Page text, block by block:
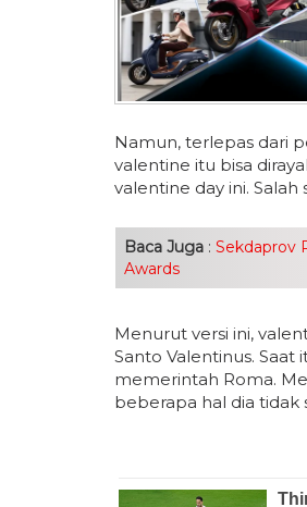
Namun, terlepas dari
valentine itu bisa
valentine day ini.
Baca Juga : Sekdaprov
Awards
Menurut versi ini,
Santo Valentinus.
memerintah Roma.
beberapa hal dia tidak